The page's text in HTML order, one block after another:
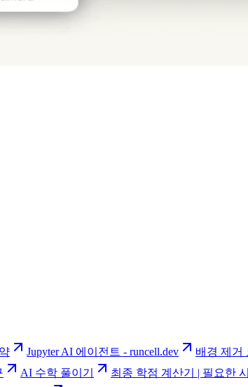
Jupyter AI 에이전트 - runcell.dev 배경 제거
AI 수학 풀이기 최종 학점 계산기 | 필요한